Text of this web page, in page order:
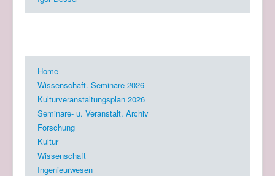
Home
Wissenschaft. Seminare 2026
Kulturveranstaltungsplan 2026
Seminare- u. Veranstalt. Archiv
Forschung
Kultur
Wissenschaft
Ingenieurwesen